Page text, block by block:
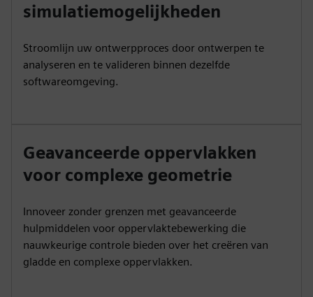
simulatiemogelijkheden
Stroomlijn uw ontwerpproces door ontwerpen te
analyseren en te valideren binnen dezelfde
softwareomgeving.
Geavanceerde oppervlakken
voor complexe geometrie
Innoveer zonder grenzen met geavanceerde
hulpmiddelen voor oppervlaktebewerking die
nauwkeurige controle bieden over het creëren van
gladde en complexe oppervlakken.